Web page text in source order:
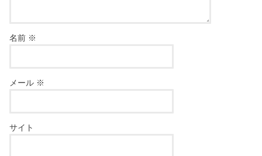
名前 ※
メール ※
サイト